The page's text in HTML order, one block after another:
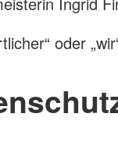
oder